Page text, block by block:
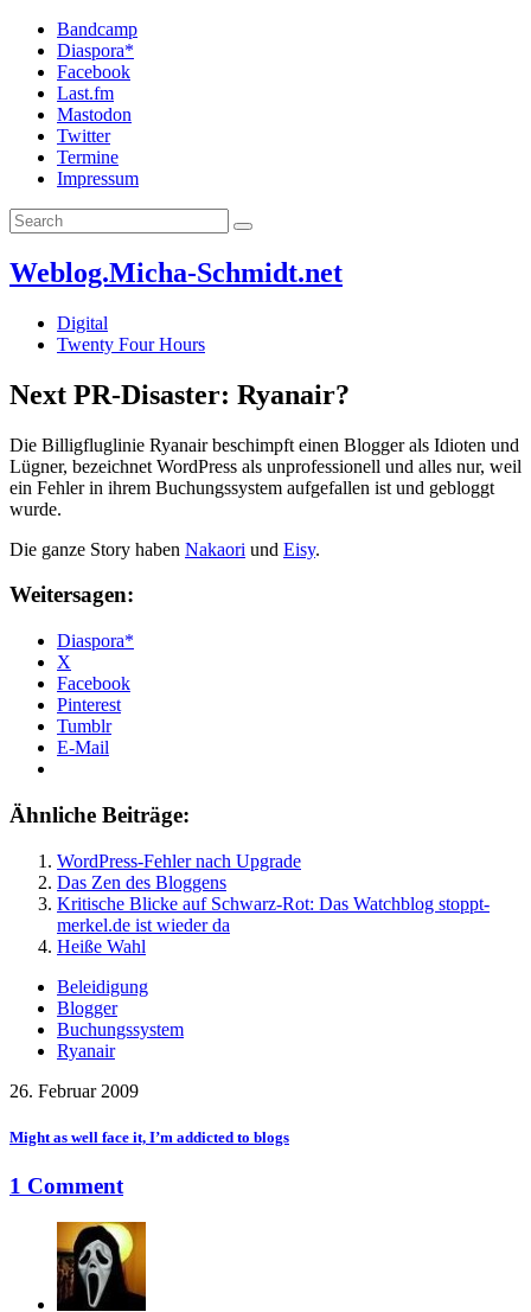
Bandcamp
Diaspora*
Facebook
Last.fm
Mastodon
Twitter
Termine
Impressum
Weblog.Micha-Schmidt.net
Digital
Twenty Four Hours
Next PR-Disaster: Ryanair?
Die Billigfluglinie Ryanair beschimpft einen Blogger als Idioten und
Lügner, bezeichnet WordPress als unprofessionell und alles nur, weil
ein Fehler in ihrem Buchungssystem aufgefallen ist und gebloggt
wurde.
Die ganze Story haben Nakaori und Eisy.
Weitersagen:
Diaspora*
X
Facebook
Pinterest
Tumblr
E-Mail
Ähnliche Beiträge:
WordPress-Fehler nach Upgrade
Das Zen des Bloggens
Kritische Blicke auf Schwarz-Rot: Das Watchblog stoppt-
merkel.de ist wieder da
Heiße Wahl
Beleidigung
Blogger
Buchungssystem
Ryanair
26. Februar 2009
Might as well face it, I’m addicted to blogs
1 Comment